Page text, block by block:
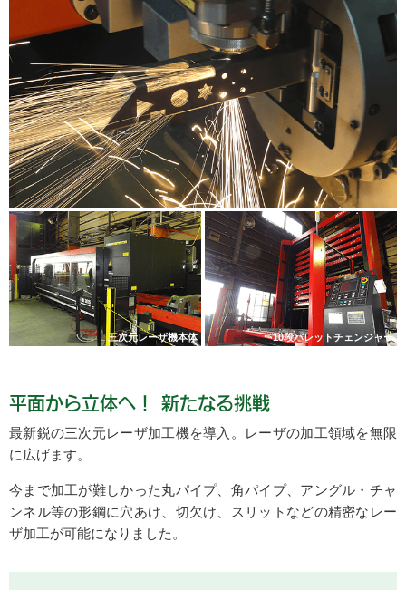
三次元レーザ機本体 10段パレットチェンジャー
平面から立体へ！ 新たなる挑戦
最新鋭の三次元レーザ加工機を導入。レーザの加工領域を無限
に広げます。
今まで加工が難しかった丸パイプ、角パイプ、アングル・チャ
ンネル等の形鋼に穴あけ、切欠け、スリットなどの精密なレー
ザ加工が可能になりました。